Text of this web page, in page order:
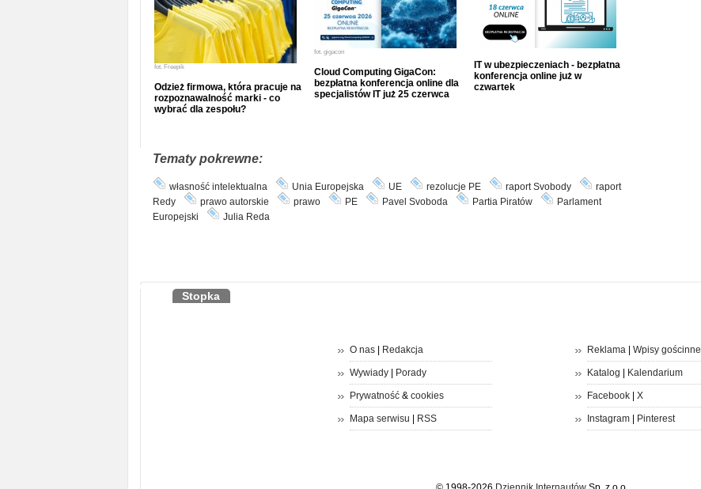
fot. Freepik
Odzież firmowa, która pracuje na
rozpoznawalność marki - co
wybrać dla zespołu?
fot. gigacon
Cloud Computing GigaCon:
bezpłatna konferencja online dla
specjalistów IT już 25 czerwca
IT w ubezpieczeniach - bezpłatna
konferencja online już w
czwartek
Tematy pokrewne:
własność intelektualna Unia Europejska UE rezolucje PE raport Svobody
raport
Redy
prawo autorskie prawo PE Pavel Svoboda Partia Piratów
Parlament
Europejski
Julia Reda
Stopka
O nas| Redakcja
Wywiady| Porady
Prywatność& cookies
Mapa serwisu RSS
Reklama| Wpisy gościnne
Katalog Kalendarium
Facebook| X
Instagram| Pinterest